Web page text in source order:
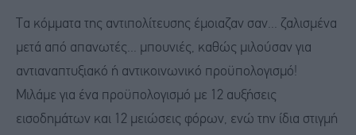
Τα κόμματα της αντιπολίτευσης έμοιαζαν σαν... ζαλισμένα
μετά από απανωτές... μπουνιές, καθώς μιλούσαν για
αντιαναπτυξιακό ή αντικοινωνικό προϋπολογισμό!
Μιλάμε για ένα προϋπολογισμό με 12 αυξήσεις
εισοδημάτων και 12 μειώσεις φόρων, ενώ την ίδια στιγμή